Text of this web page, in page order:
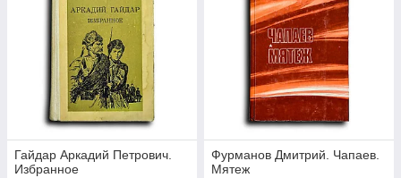
Гайдар Аркадий Петрович.
Избранное
Фурманов Дмитрий. Чапаев.
Мятеж